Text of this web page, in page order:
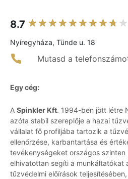
8.7
Nyíregyháza, Tünde u. 18
Mutasd a
Egy cég:
A Spinkler Kft. 1994-ben jött létre
azóta stabil szereplője a hazai
vállalat fő profiljába tartozik a
ellenőrzése, karbantartása és
tevékenységeket országos szinten
elhivatottan segíti a munkáltatókat
tűzvédelmi előírások